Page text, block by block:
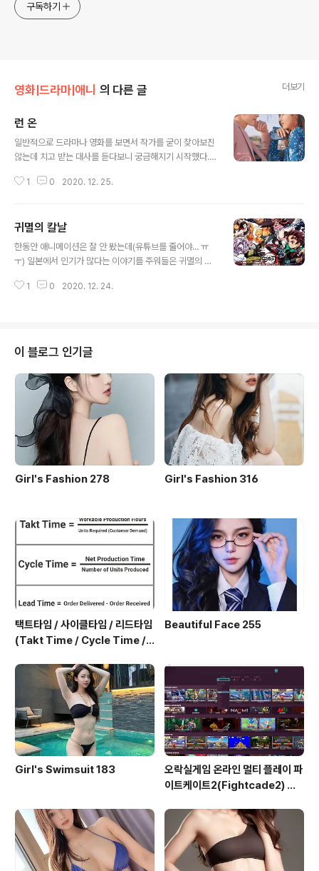
구독하기
영화|드라마|애니 의 다른 글 더보기
런 온
일반적으로 드라마나 영화를 보면서 작가를 굳이 찾아보진
않는데 치고 받는 대사를 듣다보니 궁금해지기 시작했다.
따라가기 힘들기도 하지만 일반적인 어법과 다른 독특한
보조 작가(태양의 후예, 미스터션샤인 참여) 였다고 하네
요. 음... 관련 대표작을 한 번 보려고 했는데 차기작을 기대
해 봐야겠네요 ^^ 언제나 소년 같은 임시완과 오랜만에 보
인이 되고 시련도 있고 서단아와 이영화가 커플일테고 뭐
1 0 2020. 12. 25.
귀멸의 칼날
한동안 애니메이션은 잘 안 봤는데(유튜브를 줄어야... ㅠ
ㅜ) 일본에서 인기가 많다는 이야기를 주워들은 귀멸의 칼
음... 칼쓰고 괴물 나오고 대충 분위기는 파악이 되는데... 초
호들갑 스럽게 칭찬할만한 뭐 그들에게는 그럴듯한 애니메
이션인 듯. 오랜만에 보는 애니메이션이라 너무 기대를 한
탓일까? 뭐 ★★★(6/10) 정도의 killing time 용으로는
괜찮을 듯 ^^ 일본 애니메이션과 JPop을 듣고 자란 나로
서는 그시절 동경의 대상이었던 일본 문화의 정체 ..
1 0 2020. 12. 24.
이 블로그 인기글
Girl's Fashion 278 Girl's Fashion 316
택트타임 / 사이클타임 / 리드타임
(Takt Time / Cycle Time / L
Beautiful Face 255
Girl's Swimsuit 183
오락실게임 온라인 멀티 플레이 파
이트케이트2(Fightcade2) 설